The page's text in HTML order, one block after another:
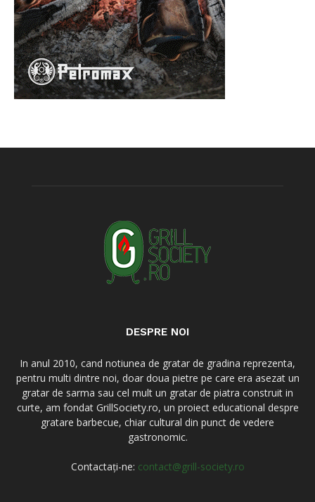
DESPRE NOI
In anul 2010, cand notiunea de gratar de gradina reprezenta,
pentru multi dintre noi, doar doua pietre pe care era asezat un
gratar de sarma sau cel mult un gratar de piatra construit in
curte, am fondat GrillSociety.ro, un proiect educational despre
gratare barbecue, chiar cultural din punct de vedere
gastronomic.
Contactați-ne: contact@grill-society.ro